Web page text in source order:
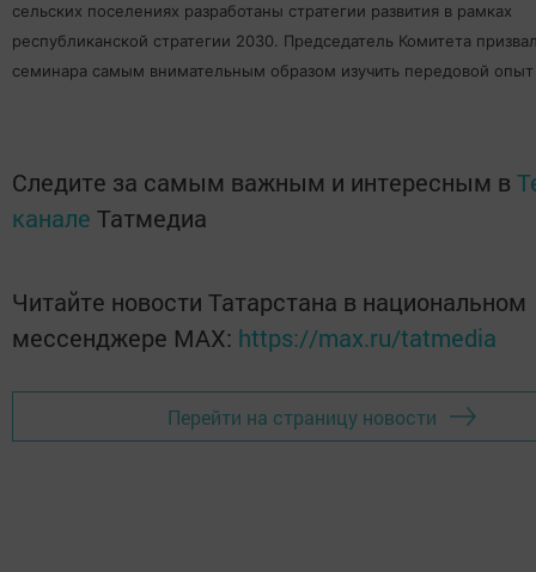
сельских поселениях разработаны стратегии развития в рамках
республиканской стратегии 2030. Председатель Комитета
семинара самым внимательным образом изучить передовой
Следите за самым важным и интересным в
канале Татмедиа
Читайте новости Татарстана в национальном
мессенджере MАХ: https://max.ru/tatmedia
Перейти на страницу новости